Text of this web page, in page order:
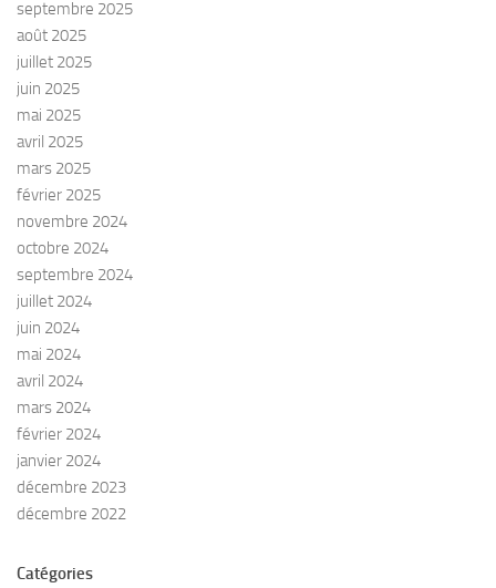
septembre 2025
août 2025
juillet 2025
juin 2025
mai 2025
avril 2025
mars 2025
février 2025
novembre 2024
octobre 2024
septembre 2024
juillet 2024
juin 2024
mai 2024
avril 2024
mars 2024
février 2024
janvier 2024
décembre 2023
décembre 2022
Catégories